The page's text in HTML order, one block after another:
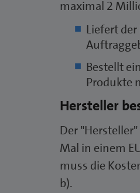
maximal 2
Liefert
Bestellt
Produkte
Hersteller
Der
Mal in einem
muss die
b).